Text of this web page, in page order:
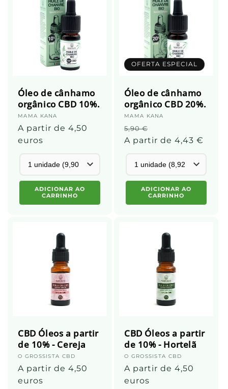
Óleo de cânhamo
orgânico CBD 10%.
Fornecedor:
MAMA KANA
Preço
normal
A partir de 4,50
euros
ADICIONAR AO
CARRINHO
OFERTA ESPECIAL
Óleo de cânhamo
orgânico CBD 20%.
Fornecedor:
MAMA KANA
Preço
normal
5,90 €
promocional
A partir de 4,43 €
ADICIONAR AO
CARRINHO
CBD Óleos a partir
de 10% - Cereja
Fornecedor:
O GROSSISTA CBD
Preço
normal
A partir de 4,50
euros
CBD Óleos a partir
de 10% - Hortelã
Fornecedor:
O GROSSISTA CBD
Preço
normal
A partir de 4,50
euros